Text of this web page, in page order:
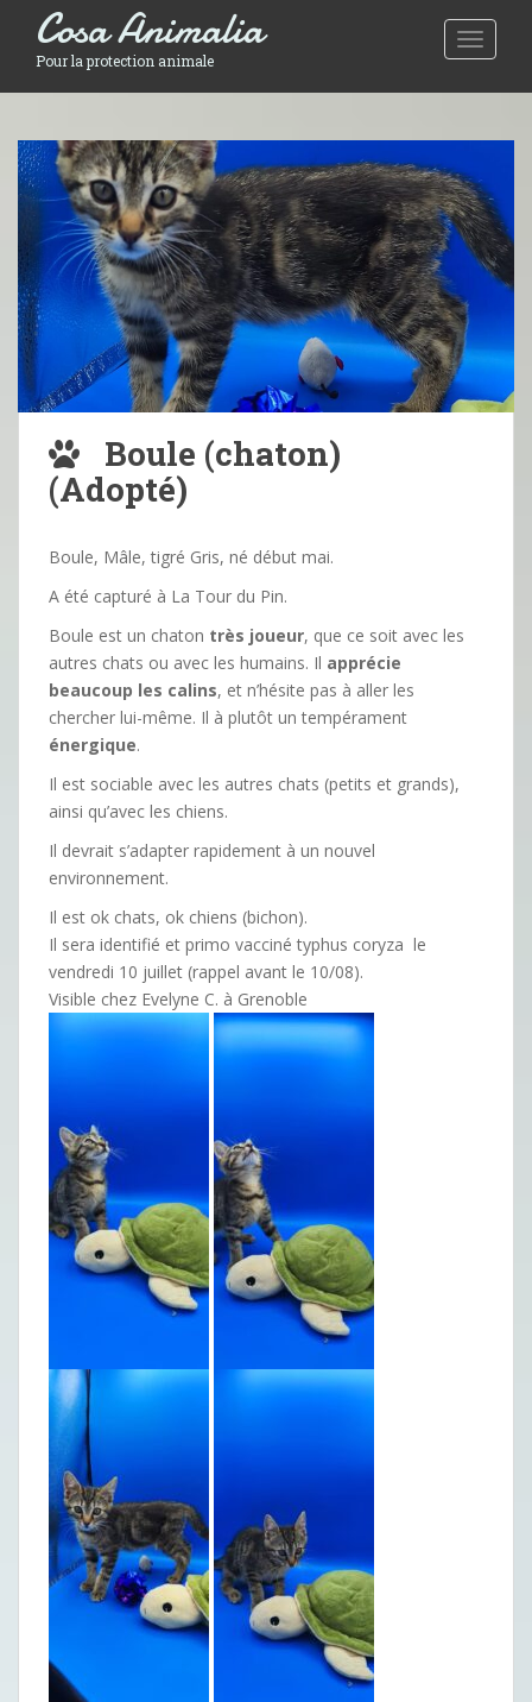
Toggle
Cosa Animalia
Pour la protection animale
Boule (chaton)
(Adopté)
Boule, Mâle, tigré Gris, né début mai.
A été capturé à La Tour du Pin.
Boule est un chaton très joueur, que ce soit avec les
autres chats ou avec les humains. Il apprécie
beaucoup les calins, et n’hésite pas à aller les
chercher lui-même. Il à plutôt un tempérament
énergique.
Il est sociable avec les autres chats (petits et grands),
ainsi qu’avec les chiens.
Il devrait s’adapter rapidement à un nouvel
environnement.
Il est ok chats, ok chiens (bichon).
Il sera identifié et primo vacciné typhus coryza le
vendredi 10 juillet (rappel avant le 10/08).
Visible chez Evelyne C. à Grenoble